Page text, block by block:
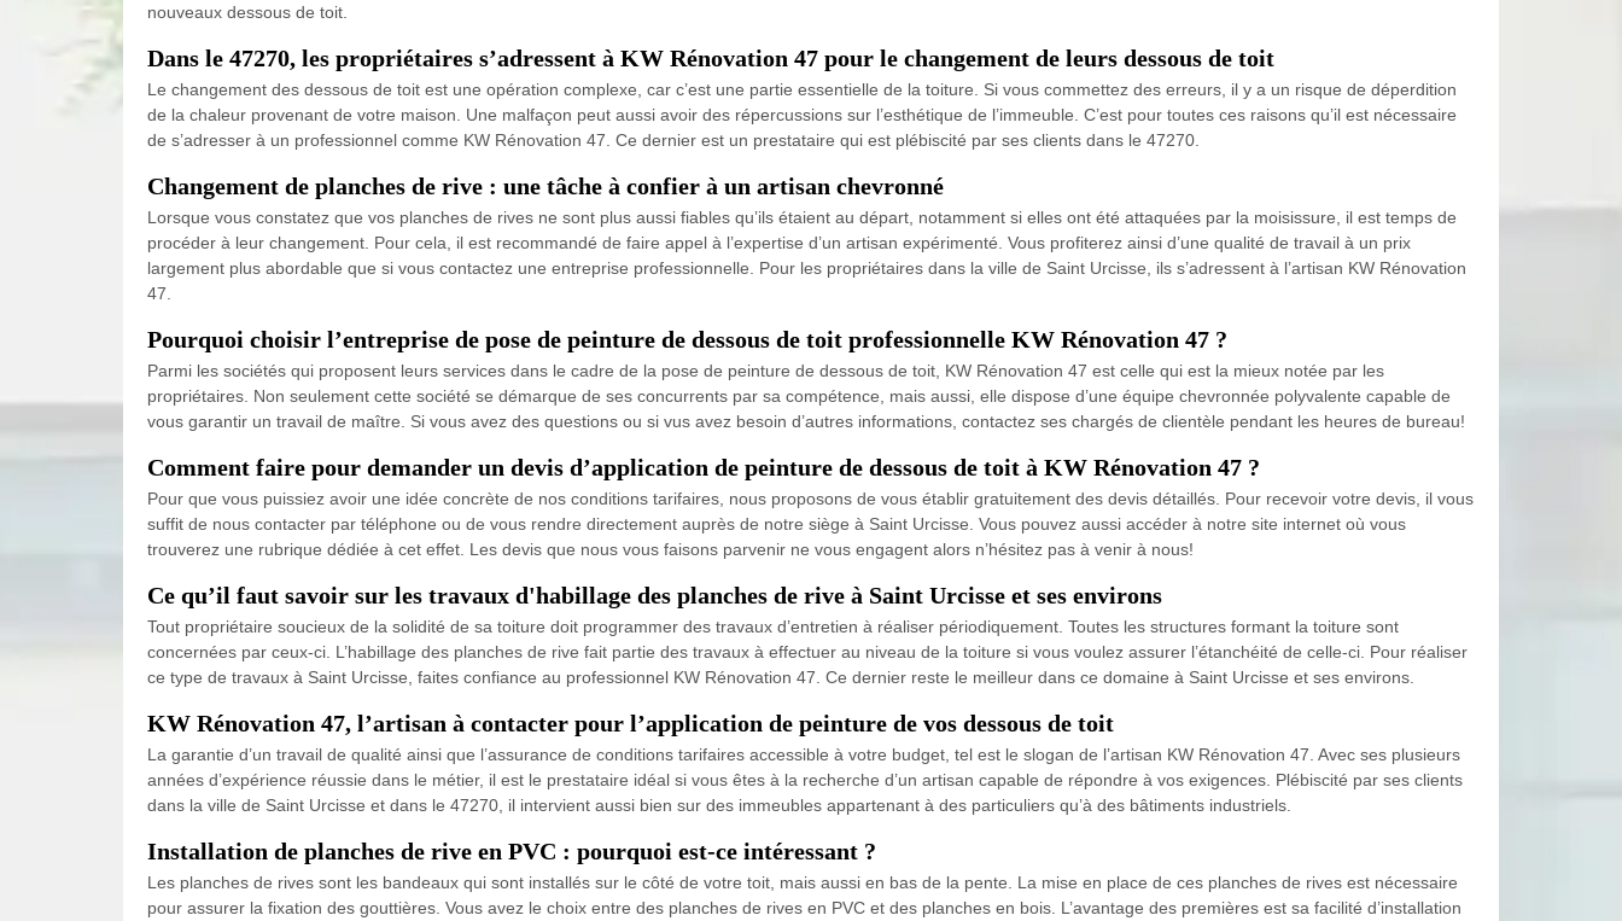
nouveaux dessous de toit.
Dans le 47270, les propriétaires s’adressent à KW Rénovation 47 pour le changement de leurs dessous de toit
Le changement des dessous de toit est une opération complexe, car c’est une partie essentielle de la toiture. Si vous commettez des erreurs, il y a un risque de déperdition
de la chaleur provenant de votre maison. Une malfaçon peut aussi avoir des répercussions sur l’esthétique de l’immeuble. C’est pour toutes ces raisons qu’il est nécessaire
de s’adresser à un professionnel comme KW Rénovation 47. Ce dernier est un prestataire qui est plébiscité par ses clients dans le 47270.
Changement de planches de rive : une tâche à confier à un artisan chevronné
Lorsque vous constatez que vos planches de rives ne sont plus aussi fiables qu’ils étaient au départ, notamment si elles ont été attaquées par la moisissure, il est temps de
procéder à leur changement. Pour cela, il est recommandé de faire appel à l’expertise d’un artisan expérimenté. Vous profiterez ainsi d’une qualité de travail à un prix
largement plus abordable que si vous contactez une entreprise professionnelle. Pour les propriétaires dans la ville de Saint Urcisse, ils s’adressent à l’artisan KW Rénovation
47.
Pourquoi choisir l’entreprise de pose de peinture de dessous de toit professionnelle KW Rénovation 47 ?
Parmi les sociétés qui proposent leurs services dans le cadre de la pose de peinture de dessous de toit, KW Rénovation 47 est celle qui est la mieux notée par les
propriétaires. Non seulement cette société se démarque de ses concurrents par sa compétence, mais aussi, elle dispose d’une équipe chevronnée polyvalente capable de
vous garantir un travail de maître. Si vous avez des questions ou si vus avez besoin d’autres informations, contactez ses chargés de clientèle pendant les heures de bureau!
Comment faire pour demander un devis d’application de peinture de dessous de toit à KW Rénovation 47 ?
Pour que vous puissiez avoir une idée concrète de nos conditions tarifaires, nous proposons de vous établir gratuitement des devis détaillés. Pour recevoir votre devis, il vous
suffit de nous contacter par téléphone ou de vous rendre directement auprès de notre siège à Saint Urcisse. Vous pouvez aussi accéder à notre site internet où vous
trouverez une rubrique dédiée à cet effet. Les devis que nous vous faisons parvenir ne vous engagent alors n’hésitez pas à venir à nous!
Ce qu’il faut savoir sur les travaux d'habillage des planches de rive à Saint Urcisse et ses environs
Tout propriétaire soucieux de la solidité de sa toiture doit programmer des travaux d’entretien à réaliser périodiquement. Toutes les structures formant la toiture sont
concernées par ceux-ci. L’habillage des planches de rive fait partie des travaux à effectuer au niveau de la toiture si vous voulez assurer l’étanchéité de celle-ci. Pour réaliser
ce type de travaux à Saint Urcisse, faites confiance au professionnel KW Rénovation 47. Ce dernier reste le meilleur dans ce domaine à Saint Urcisse et ses environs.
KW Rénovation 47, l’artisan à contacter pour l’application de peinture de vos dessous de toit
La garantie d’un travail de qualité ainsi que l’assurance de conditions tarifaires accessible à votre budget, tel est le slogan de l’artisan KW Rénovation 47. Avec ses plusieurs
années d’expérience réussie dans le métier, il est le prestataire idéal si vous êtes à la recherche d’un artisan capable de répondre à vos exigences. Plébiscité par ses clients
dans la ville de Saint Urcisse et dans le 47270, il intervient aussi bien sur des immeubles appartenant à des particuliers qu’à des bâtiments industriels.
Installation de planches de rive en PVC : pourquoi est-ce intéressant ?
Les planches de rives sont les bandeaux qui sont installés sur le côté de votre toit, mais aussi en bas de la pente. La mise en place de ces planches de rives est nécessaire
pour assurer la fixation des gouttières. Vous avez le choix entre des planches de rives en PVC et des planches en bois. L’avantage des premières est sa facilité d’installation